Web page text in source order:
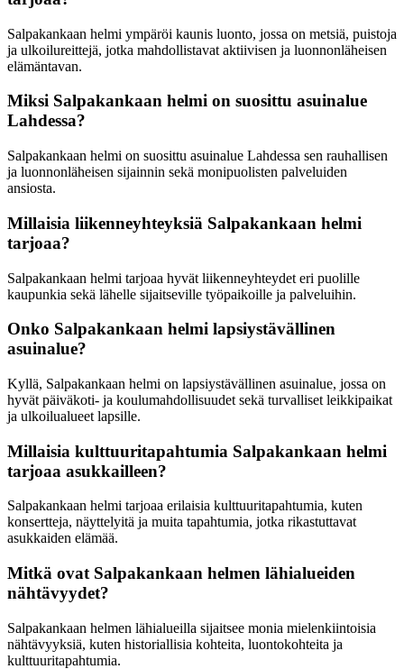
Salpakankaan helmi ympäröi kaunis luonto, jossa on metsiä, puistoja
ja ulkoilureittejä, jotka mahdollistavat aktiivisen ja luonnonläheisen
elämäntavan.
Miksi Salpakankaan helmi on suosittu asuinalue
Lahdessa?
Salpakankaan helmi on suosittu asuinalue Lahdessa sen rauhallisen
ja luonnonläheisen sijainnin sekä monipuolisten palveluiden
ansiosta.
Millaisia liikenneyhteyksiä Salpakankaan helmi
tarjoaa?
Salpakankaan helmi tarjoaa hyvät liikenneyhteydet eri puolille
kaupunkia sekä lähelle sijaitseville työpaikoille ja palveluihin.
Onko Salpakankaan helmi lapsiystävällinen
asuinalue?
Kyllä, Salpakankaan helmi on lapsiystävällinen asuinalue, jossa on
hyvät päiväkoti- ja koulumahdollisuudet sekä turvalliset leikkipaikat
ja ulkoilualueet lapsille.
Millaisia kulttuuritapahtumia Salpakankaan helmi
tarjoaa asukkailleen?
Salpakankaan helmi tarjoaa erilaisia kulttuuritapahtumia, kuten
konsertteja, näyttelyitä ja muita tapahtumia, jotka rikastuttavat
asukkaiden elämää.
Mitkä ovat Salpakankaan helmen lähialueiden
nähtävyydet?
Salpakankaan helmen lähialueilla sijaitsee monia mielenkiintoisia
nähtävyyksiä, kuten historiallisia kohteita, luontokohteita ja
kulttuuritapahtumia.